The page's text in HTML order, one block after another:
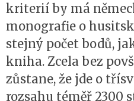
kriterií by má
monografie o
stejný počet bodů,
kniha. Zcela bez
zůstane, že jde o
rozsahu téměř 2300